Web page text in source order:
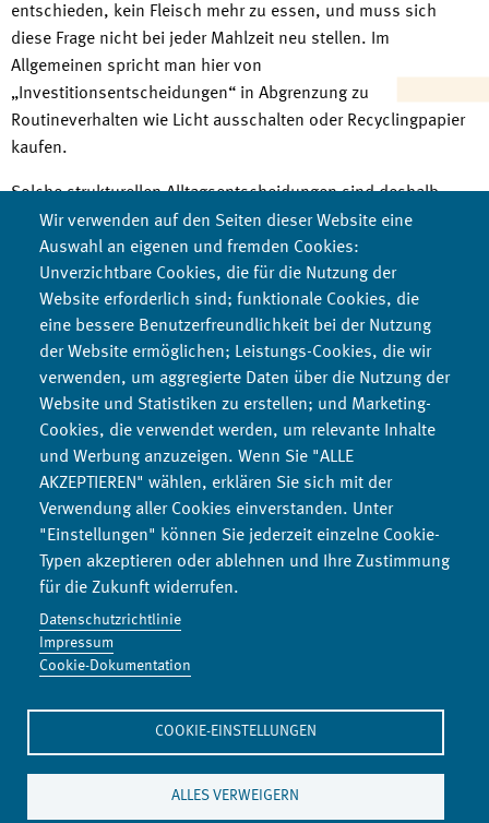
Wir verwenden auf den Seiten dieser Website eine
Auswahl an eigenen und fremden Cookies:
Unverzichtbare Cookies, die für die Nutzung der
Website erforderlich sind; funktionale Cookies, die
eine bessere Benutzerfreundlichkeit bei der Nutzung
der Website ermöglichen; Leistungs-Cookies, die wir
verwenden, um aggregierte Daten über die Nutzung der
Website und Statistiken zu erstellen; und Marketing-
Cookies, die verwendet werden, um relevante Inhalte
und Werbung anzuzeigen. Wenn Sie "ALLE
AKZEPTIEREN" wählen, erklären Sie sich mit der
Verwendung aller Cookies einverstanden. Unter
"Einstellungen" können Sie jederzeit einzelne Cookie-
Typen akzeptieren oder ablehnen und Ihre Zustimmung
für die Zukunft widerrufen.
Datenschutzrichtlinie
Impressum
Cookie-Dokumentation
COOKIE-EINSTELLUNGEN
ALLES VERWEIGERN
entschieden, kein Fleisch mehr zu essen, und muss sich
diese Frage nicht bei jeder Mahlzeit neu stellen. Im
Allgemeinen spricht man hier von
„Investitionsentscheidungen“ in Abgrenzung zu
Routineverhalten wie Licht ausschalten oder Recyclingpapier
kaufen.
Solche strukturellen Alltagsentscheidungen sind deshalb
besonders wirksam für die Verminderung des ökologischen
Fußabdrucks. Natürlich kann man auch einen
energieeffizienten Kühlschrank oder das Fenster im
Passivhaus im Winter offenstehen lassen und damit viel
Energie verschwenden, aber hierzu müsste man sein
Verhalten in negativer Hinsicht verändern.
Es ist letztlich wieim Großen in der Politik: Nachhaltiger
Konsum wird sich dann einstellen, wenn Gesetze und Anreize
so gestaltet sind, dass man „automatisch“ die
umweltfreundlichere Variante wählt.
Denkwerkstatt Konsum
Co2-Rechner
Umweltbildungsseite